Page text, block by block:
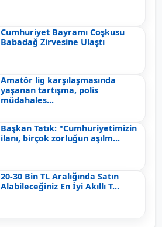
Cumhuriyet Bayramı Coşkusu
Babadağ Zirvesine Ulaştı
Amatör lig karşılaşmasında
yaşanan tartışma, polis
müdahales...
Başkan Tatık: "Cumhuriyetimizin
ilanı, birçok zorluğun aşılm...
20-30 Bin TL Aralığında Satın
Alabileceğiniz En İyi Akıllı T...